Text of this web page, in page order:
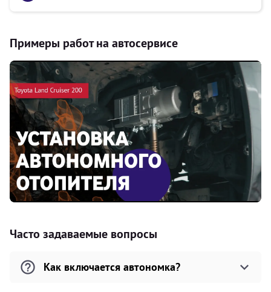
Примеры работ на автосервисе
Часто задаваемые вопросы
Как включается автономка?